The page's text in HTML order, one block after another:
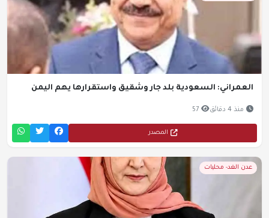
العمراني: السعودية بلد جار وشقيق واستقرارها يهم اليمن
منذ 4 دقائق 57
المصدر
عدن الغد- محليات